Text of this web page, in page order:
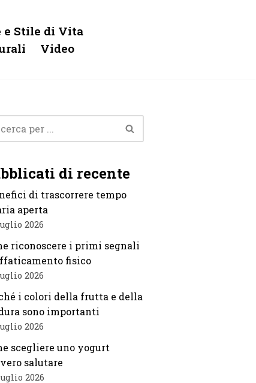
e Stile di Vita
Video
di recente
di trascorrere tempo
aperta
2026
riconoscere i primi segnali
fisico
2026
i colori della frutta e della
sono importanti
2026
scegliere uno yogurt
salutare
2026